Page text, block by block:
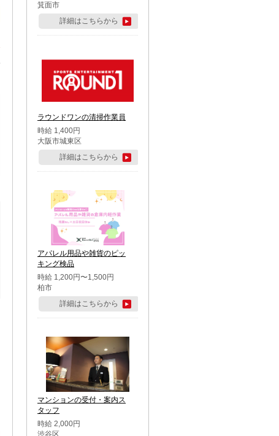
箕面市
詳細はこちらから
ラウンドワンの清掃作業員
時給 1,400円
大阪市城東区
詳細はこちらから
アパレル用品や雑貨のピッ
キング検品
時給 1,200円〜1,500円
柏市
詳細はこちらから
マンションの受付・案内ス
タッフ
時給 2,000円
渋谷区